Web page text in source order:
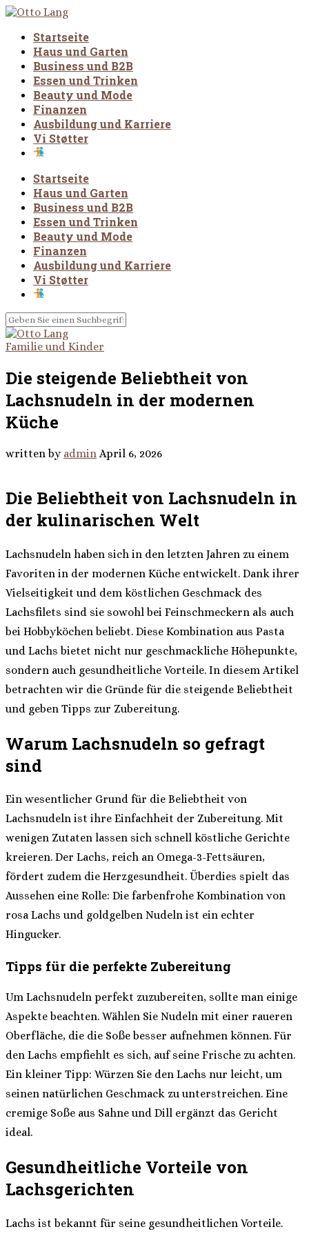
Startseite
Haus und Garten
Business und B2B
Essen und Trinken
Beauty und Mode
Finanzen
Ausbildung und Karriere
Vi Støtter
Startseite
Haus und Garten
Business und B2B
Essen und Trinken
Beauty und Mode
Finanzen
Ausbildung und Karriere
Vi Støtter
Familie und Kinder
Die steigende Beliebtheit von
Lachsnudeln in der modernen
Küche
written by admin April 6, 2026
Die Beliebtheit von Lachsnudeln in
der kulinarischen Welt
Lachsnudeln haben sich in den letzten Jahren zu einem
Favoriten in der modernen Küche entwickelt. Dank ihrer
Vielseitigkeit und dem köstlichen Geschmack des
Lachsfilets sind sie sowohl bei Feinschmeckern als auch
bei Hobbyköchen beliebt. Diese Kombination aus Pasta
und Lachs bietet nicht nur geschmackliche Höhepunkte,
sondern auch gesundheitliche Vorteile. In diesem Artikel
betrachten wir die Gründe für die steigende Beliebtheit
und geben Tipps zur Zubereitung.
Warum Lachsnudeln so gefragt
sind
Ein wesentlicher Grund für die Beliebtheit von
Lachsnudeln ist ihre Einfachheit der Zubereitung. Mit
wenigen Zutaten lassen sich schnell köstliche Gerichte
kreieren. Der Lachs, reich an Omega-3-Fettsäuren,
fördert zudem die Herzgesundheit. Überdies spielt das
Aussehen eine Rolle: Die farbenfrohe Kombination von
rosa Lachs und goldgelben Nudeln ist ein echter
Hingucker.
Tipps für die perfekte Zubereitung
Um Lachsnudeln perfekt zuzubereiten, sollte man einige
Aspekte beachten. Wählen Sie Nudeln mit einer raueren
Oberfläche, die die Soße besser aufnehmen können. Für
den Lachs empfiehlt es sich, auf seine Frische zu achten.
Ein kleiner Tipp: Würzen Sie den Lachs nur leicht, um
seinen natürlichen Geschmack zu unterstreichen. Eine
cremige Soße aus Sahne und Dill ergänzt das Gericht
ideal.
Gesundheitliche Vorteile von
Lachsgerichten
Lachs ist bekannt für seine gesundheitlichen Vorteile.